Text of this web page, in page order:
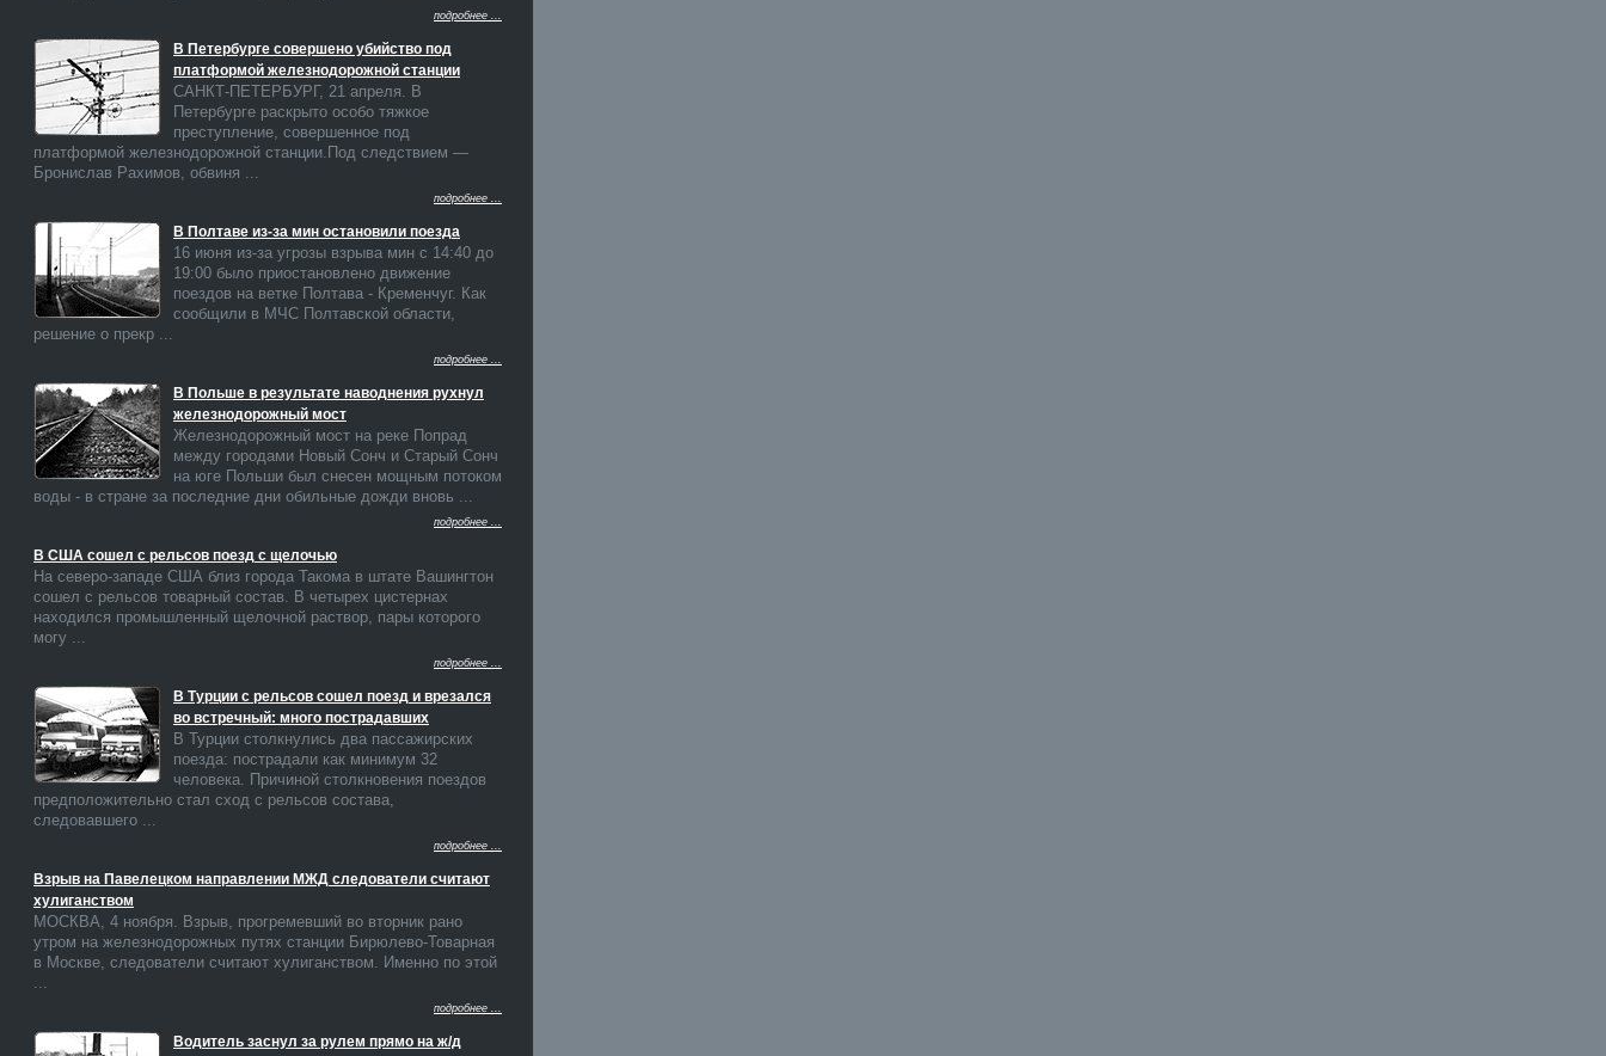
подробнее ...
В Петербурге совершено убийство под
платформой железнодорожной станции
САНКТ-ПЕТЕРБУРГ, 21 апреля. В
Петербурге раскрыто особо тяжкое
преступление, совершенное под
платформой железнодорожной станции.Под следствием —
Бронислав Рахимов, обвиня ...
подробнее ...
В Полтаве из-за мин остановили поезда
16 июня из-за угрозы взрыва мин с 14:40 до
19:00 было приостановлено движение
поездов на ветке Полтава - Кременчуг. Как
сообщили в МЧС Полтавской области,
решение о прекр ...
подробнее ...
В Польше в результате наводнения рухнул
железнодорожный мост
Железнодорожный мост на реке Попрад
между городами Новый Сонч и Старый Сонч
на юге Польши был снесен мощным потоком
воды - в стране за последние дни обильные дожди вновь ...
подробнее ...
В США сошел с рельсов поезд с щелочью
На северо-западе США близ города Такома в штате Вашингтон
сошел с рельсов товарный состав. В четырех цистернах
находился промышленный щелочной раствор, пары которого
могу ...
подробнее ...
В Турции с рельсов сошел поезд и врезался
во встречный: много пострадавших
В Турции столкнулись два пассажирских
поезда: пострадали как минимум 32
человека. Причиной столкновения поездов
предположительно стал сход с рельсов состава,
следовавшего ...
подробнее ...
Взрыв на Павелецком направлении МЖД следователи считают
хулиганством
МОСКВА, 4 ноября. Взрыв, прогремевший во вторник рано
утром на железнодорожных путях станции Бирюлево-Товарная
в Москве, следователи считают хулиганством. Именно по этой
...
подробнее ...
Водитель заснул за рулем прямо на ж/д